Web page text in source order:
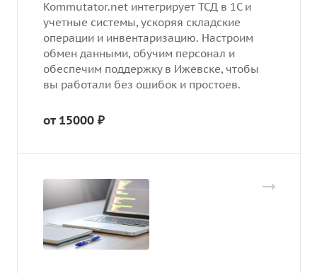
Kommutator.net интегрирует ТСД в 1С и
учетные системы, ускоряя складские
операции и инвентаризацию. Настроим
обмен данными, обучим персонал и
обеспечим поддержку в Ижевске, чтобы
вы работали без ошибок и простоев.
от 15000 ₽